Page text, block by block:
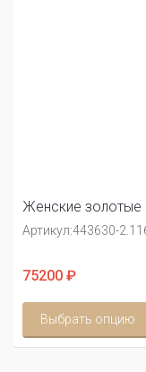
Женские золотые
Артикул:443630-
75200 ₽
Выбрать опцию